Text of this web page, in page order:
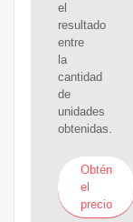
el
resultado
entre
la
cantidad
de
unidades
obtenidas.
Obtén
el
precio